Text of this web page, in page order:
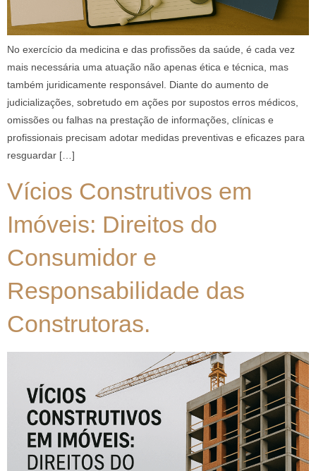
No exercício da medicina e das profissões da saúde, é cada vez
mais necessária uma atuação não apenas ética e técnica, mas
também juridicamente responsável. Diante do aumento de
judicializações, sobretudo em ações por supostos erros médicos,
omissões ou falhas na prestação de informações, clínicas e
profissionais precisam adotar medidas preventivas e eficazes para
resguardar […]
Vícios Construtivos em
Imóveis: Direitos do
Consumidor e
Responsabilidade das
Construtoras.